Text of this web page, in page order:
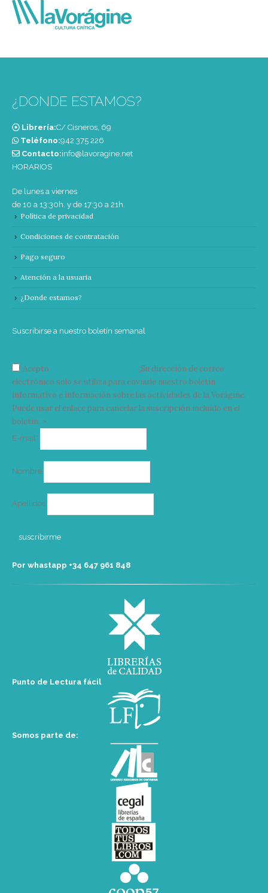
¿DONDE ESTAMOS?
Librería:C/ Cisneros, 69
Teléfono:‭942 375 226‬
Contacto:info@lavoragine.net
HORARIOS
De lunes a viernes
de 10 a 13:30h. y de 17:30 a 21h.
Política de privacidad
Condiciones de contratación
Pago seguro
Atención a la usuaria
¿Donde estamos?
Suscribirse a nuestro boletín semanal
Acepto
Su dirección de correo
electrónico solo se utiliza para enviarle nuestro boletín
informativo e información sobre las actividades de la Vorágine.
Puede usar el enlace para cancelar la suscripción incluido en el
boletín. >
E-mail*
Nombre
Apellidos
Por whastapp +34 ‭647 961 848‬
Punto de Lectura fácil
Somos parte de: